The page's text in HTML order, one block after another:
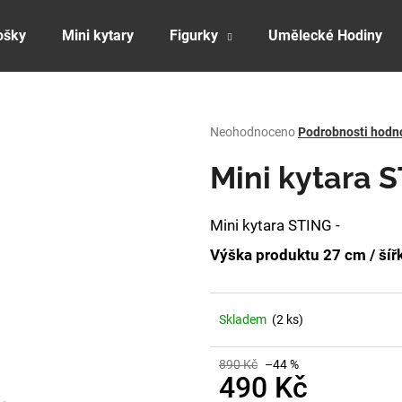
Mini kytary Figurky Umělecké Hodiny
Průměrné
produktu
je
5
hvězdiček.
Neohodnoceno Podrobnosti
Mini kytara
Mini kytara STING -
Výška produktu 27 cm /
Skladem (2 ks)
890 Kč –44 %
490 Kč
HLEDAT